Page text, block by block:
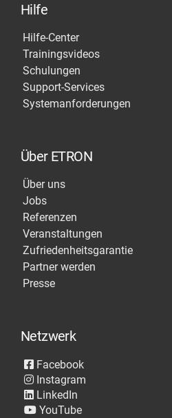
Hilfe
Hilfe-Center
Trainingsvideos
Schulungen
Support-Services
Systemanforderungen
Über ETRON
Über uns
Jobs
Referenzen
Veranstaltungen
Zufriedenheitsgarantie
Partner werden
Presse
Netzwerk
Facebook
Instagram
LinkedIn
YouTube